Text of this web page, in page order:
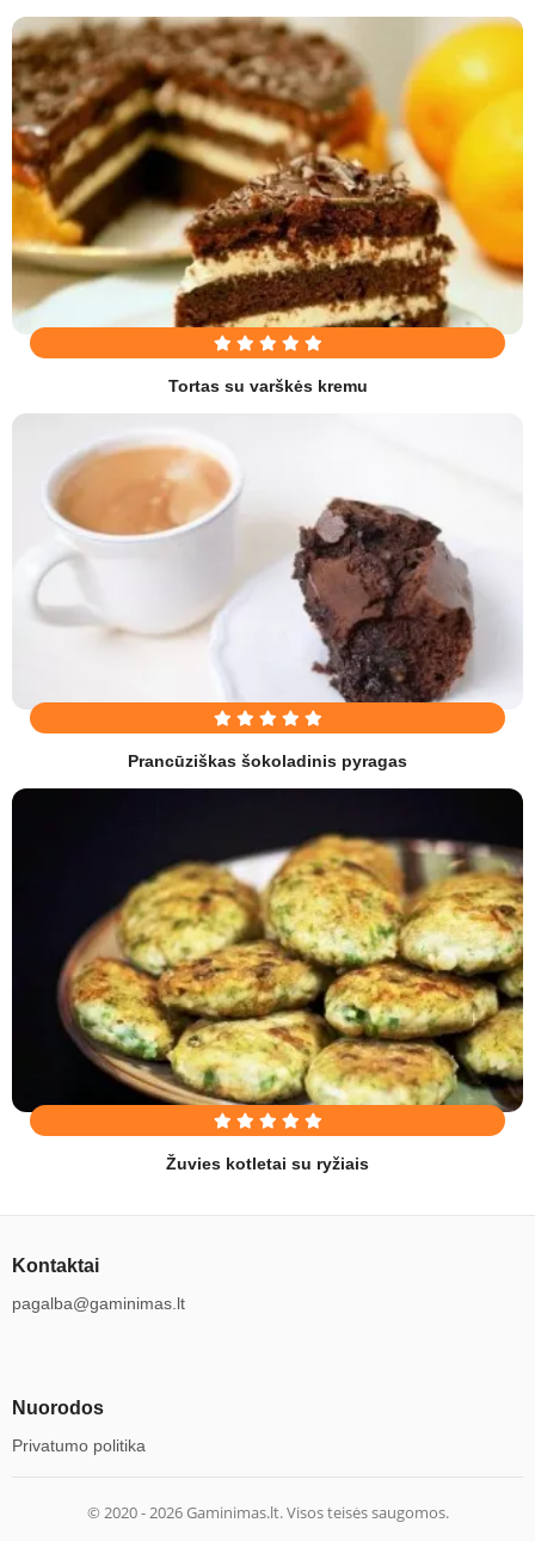
Tortas su varškės kremu
Prancūziškas šokoladinis pyragas
Žuvies kotletai su ryžiais
Kontaktai
pagalba@gaminimas.lt
Nuorodos
Privatumo politika
© 2020 -2026Gaminimas.lt. Visos teisės saugomos.